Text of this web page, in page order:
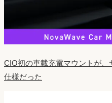
CIO初の車載充電マウントが
仕様だった